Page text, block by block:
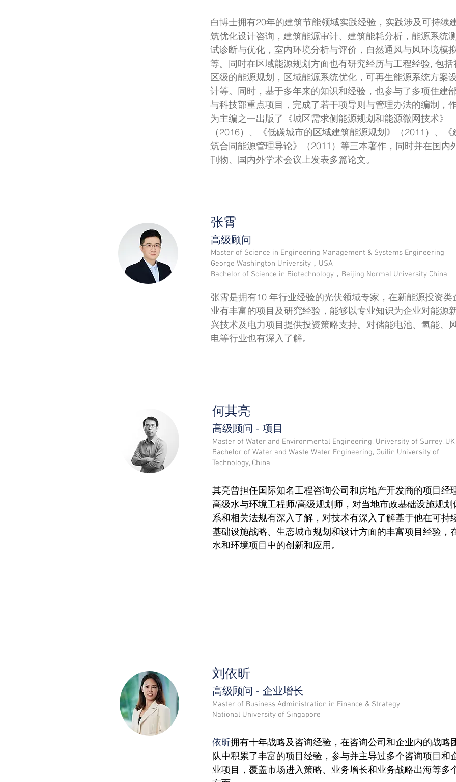
白博士拥有20年的建筑节能领域实践经验，实践涉及可持续
筑优化设计咨询，建筑能源审计、建筑能耗分析，能源系统
试诊断与优化，室内环境分析与评价，自然通风与风环境模
等。同时在区域能源规划方面也有研究经历与工程经验, 包括
区级的能源规划，区域能源系统优化，可再生能源系统方案
计等。同时，基于多年来的知识和经验，也参与了多项住建
与科技部重点项目，完成了若干项导则与管理办法的编制，
为主编之一出版了《城区需求侧能源规划和能源微网技术》
（2016）、《低碳城市的区域建筑能源规划》（2011）、《
筑合同能源管理导论》（2011）等三本著作，同时并在国内
刊物、国内外学术会议上发表多篇论文。
​张霄
高级顾问
Master of Science in Engineering Management & Systems Engineering
George Washington University，USA
Bachelor of Science in Biotechnology，Beijing Normal University China
张霄是拥有10 年行业经验的光伏领域专家，在新能源投资类
业有丰富的项目及研究经验，能够以专业知识为企业对能源
兴技术及电力项目提供投资策略支持。对储能电池、氢能、
电等行业也有深入了解。
何其亮
高级顾问 - 项目
Master of Water and Environmental Engineering, University of Surrey, UK
Bachelor of Water and Waste Water Engineering, Guilin University of
Technology, China
其亮曾担任国际知名工程咨询公司和房地产开发商的项目经
高级水与环境工程师/高级规划师，对当地市政基础设施规划
系和相关法规有深入了解，对技术有深入了解基于他在可持
基础设施战略、生态城市规划和设计方面的丰富项目经验，
水和环境项目中的创新和应用。
刘依昕
高级顾问 - 企业增长
Master of Business Administration in Finance & Strategy
National University of Singapore
依昕拥有十年战略及咨询经验，在咨询公司和企业内的战略
队中积累了丰富的项目经验，参与并主导过多个咨询项目和
业项目，覆盖市场进入策略、业务增长和业务战略出海等多